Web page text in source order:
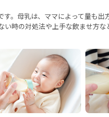
。母乳は、ママによって量も出
い時の対処法や上手な飲ませ方